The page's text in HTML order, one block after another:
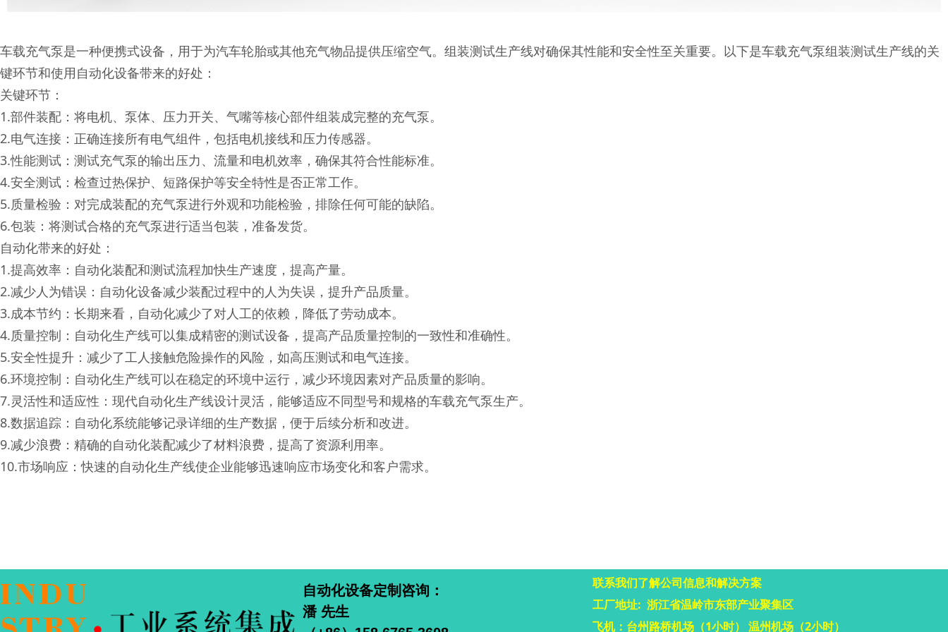
车载充气泵是一种便携式设备，用于为汽车轮胎或其他充气物品提供压缩空气。组装测试生产线对确保其性能和安全性至关重要。以下是车载充气泵组装测试生产线的关
键环节和使用自动化设备带来的好处：
关键环节：
1.部件装配：将电机、泵体、压力开关、气嘴等核心部件组装成完整的充气泵。
2.电气连接：正确连接所有电气组件，包括电机接线和压力传感器。
3.性能测试：测试充气泵的输出压力、流量和电机效率，确保其符合性能标准。
4.安全测试：检查过热保护、短路保护等安全特性是否正常工作。
5.质量检验：对完成装配的充气泵进行外观和功能检验，排除任何可能的缺陷。
6.包装：将测试合格的充气泵进行适当包装，准备发货。
自动化带来的好处：
1.提高效率：自动化装配和测试流程加快生产速度，提高产量。
2.减少人为错误：自动化设备减少装配过程中的人为失误，提升产品质量。
3.成本节约：长期来看，自动化减少了对人工的依赖，降低了劳动成本。
4.质量控制：自动化生产线可以集成精密的测试设备，提高产品质量控制的一致性和准确性。
5.安全性提升：减少了工人接触危险操作的风险，如高压测试和电气连接。
6.环境控制：自动化生产线可以在稳定的环境中运行，减少环境因素对产品质量的影响。
7.灵活性和适应性：现代自动化生产线设计灵活，能够适应不同型号和规格的车载充气泵生产。
8.数据追踪：自动化系统能够记录详细的生产数据，便于后续分析和改进。
9.减少浪费：精确的自动化装配减少了材料浪费，提高了资源利用率。
10.市场响应：快速的自动化生产线使企业能够迅速响应市场变化和客户需求。
自动化设备定制咨询：
潘 先生
联系我们了解公司信息和解决方案
工厂地址: 浙江省温岭市东部产业聚集区
飞机：台州路桥机场（1小时） 温州机场（2小时）